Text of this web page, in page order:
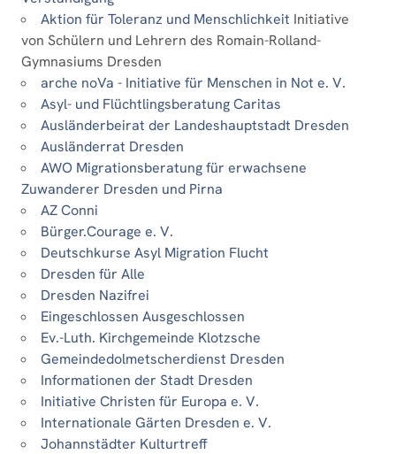
Aktion für Toleranz und Menschlichkeit Initiative
von Schülern und Lehrern des Romain-Rolland-
Gymnasiums Dresden
arche noVa - Initiative für Menschen in Not e. V.
Asyl- und Flüchtlingsberatung Caritas
Ausländerbeirat der Landeshauptstadt Dresden
Ausländerrat Dresden
AWO Migrationsberatung für erwachsene
Zuwanderer Dresden und Pirna
AZ Conni
Bürger.Courage e. V.
Deutschkurse Asyl Migration Flucht
Dresden für Alle
Dresden Nazifrei
Eingeschlossen Ausgeschlossen
Ev.-Luth. Kirchgemeinde Klotzsche
Gemeindedolmetscherdienst Dresden
Informationen der Stadt Dresden
Initiative Christen für Europa e. V.
Internationale Gärten Dresden e. V.
Johannstädter Kulturtreff